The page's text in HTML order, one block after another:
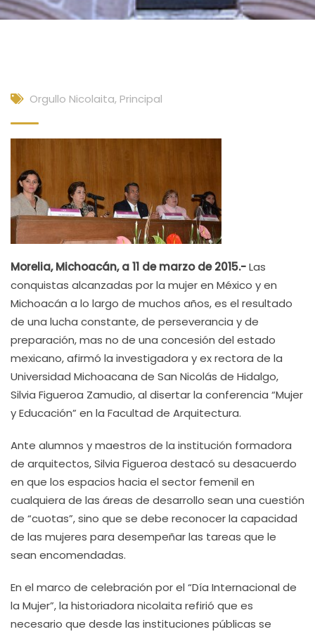
Orgullo Nicolaita, Principal
Morelia, Michoacán, a 11 de marzo de 2015.-Las
conquistas alcanzadas por la mujer en México y en
Michoacán a lo largo de muchos años, es el resultado
de una lucha constante, de perseverancia y de
preparación, mas no de una concesión del estado
mexicano, afirmó la investigadora y ex rectora de la
Universidad Michoacana de San Nicolás de Hidalgo,
Silvia Figueroa Zamudio, al disertar la conferencia “Mujer
y Educación” en la Facultad de Arquitectura.
Ante alumnos y maestros de la institución formadora
de arquitectos, Silvia Figueroa destacó su desacuerdo
en que los espacios hacia el sector femenil en
cualquiera de las áreas de desarrollo sean una cuestión
de “cuotas”, sino que se debe reconocer la capacidad
de las mujeres para desempeñar las tareas que le
sean encomendadas.
En el marco de celebración por el “Día Internacional de
la Mujer”, la historiadora nicolaita refirió que es
necesario que desde las instituciones públicas se